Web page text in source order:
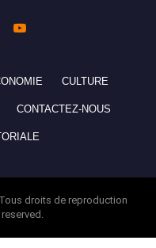
CULTURE
CONTACTEZ-NOUS
droits de reproduction